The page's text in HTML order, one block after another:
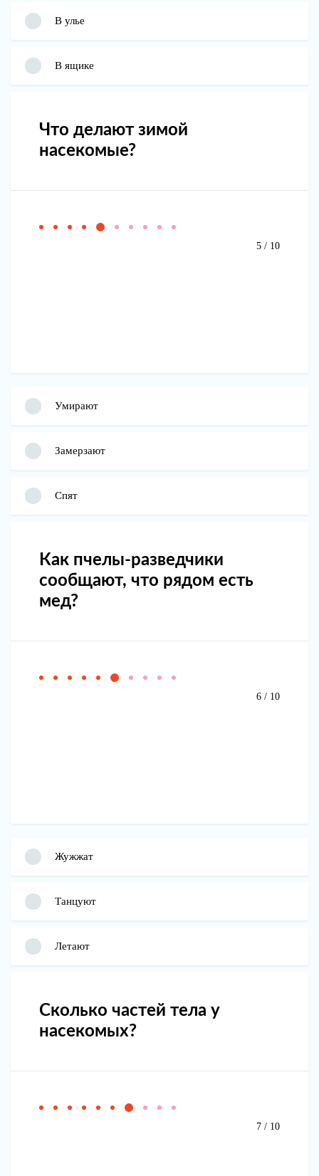
В улье
В ящике
Что делают зимой
насекомые?
5 / 10
Умирают
Замерзают
Спят
Как пчелы-разведчики
сообщают, что рядом есть
мед?
6 / 10
Жужжат
Танцуют
Летают
Сколько частей тела у
насекомых?
7 / 10